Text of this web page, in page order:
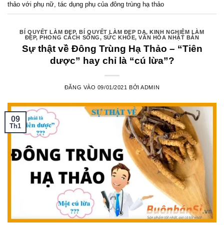
thảo với phụ nữ, tác dụng phụ của đông trùng hạ thảo
BÍ QUYẾT LÀM ĐẸP,BÍ QUYẾT LÀM ĐẸP DA,KINH NGHIỆM LÀM
ĐẸP,PHONG CÁCH SỐNG, SỨC KHỎE,VĂN HÓA NHẬT BẢN
Sự thật về Đông Trùng Hạ Thảo – “Tiên
dược” hay chỉ là “cú lừa”?
ĐĂNG VÀO 09/01/2021 BỞIADMIN
09
Th1